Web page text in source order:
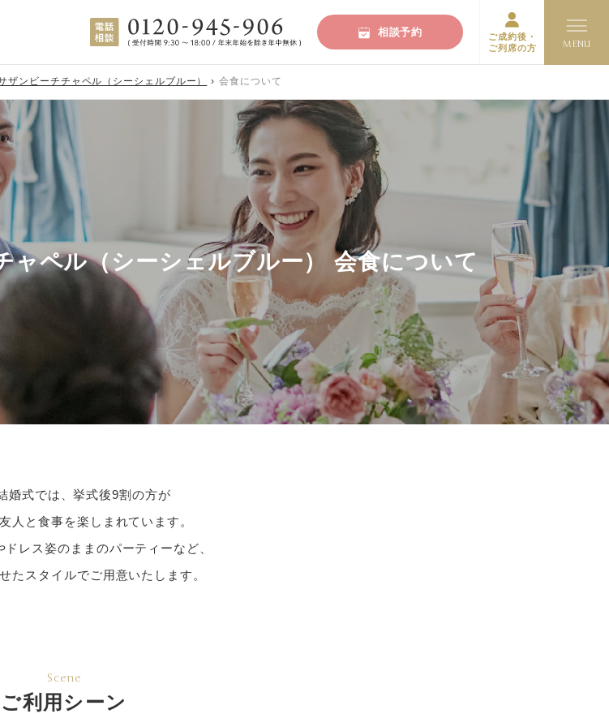
相談予約
ご成約後・
ご列席の方
ザンビーチチャペル（シーシェルブルー） 会食について
ャペル（シーシェルブルー）会食について
婚式では、挙式後9割の方が
人と食事を楽しまれています。
レス姿のままのパーティーなど、
たスタイルでご用意いたします。
Scene
ご利用シーン